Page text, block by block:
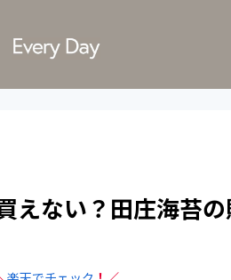
えない？田庄海苔